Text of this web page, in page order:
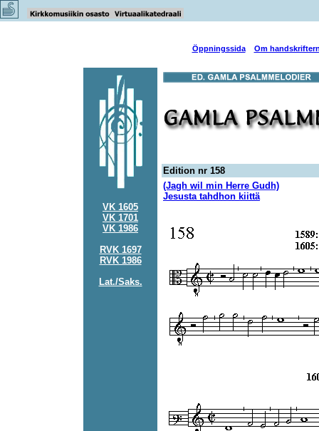
Öppningssida Om
VK 1605
VK 1701
VK 1986
RVK 1697
RVK 1986
Lat./Saks.
Edition nr 158
(Jagh wil min Herre Gudh)
Jesusta tahdhon kiittä